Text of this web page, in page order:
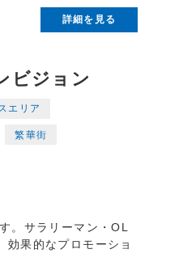
詳細を見る
ビジョン
エリア
繁華街
。サラリーマン・OL
効果的なプロモーショ